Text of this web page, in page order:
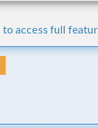
to access full